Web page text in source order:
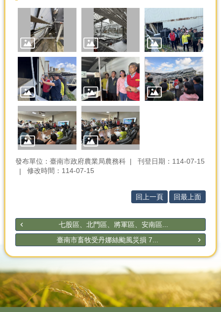
發布單位：臺南市政府農業局農務科
刊登日期：114-07-15
修改時間：114-07-15
回上一頁 回最上面
七股區、北門區、將軍區、安南區...
臺南市畜牧受丹娜絲颱風災損 7...